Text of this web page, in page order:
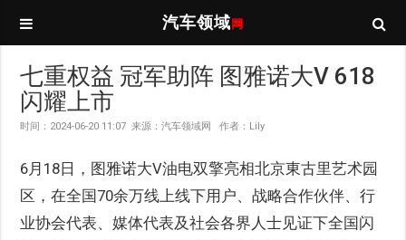
汽车领域 网
七重权益 冠军助阵 图雅诺大V 618
闪耀上市
时间：2024-06-20 11:07 来源：汽车领域网 作者：Lily
6月18日，图雅诺大V油电双擎亮相北京東古里艺术园
区，在全国70余万线上线下用户、战略合作伙伴、行
业协会代表、媒体代表及社会各界人士见证下全国闪